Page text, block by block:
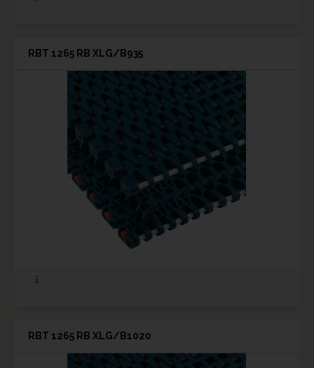
RBT 1265 RB XLG/B935
RBT 1265 RB XLG/B1020